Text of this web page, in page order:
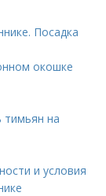
Посадка
окошке
тимьян на
и условия